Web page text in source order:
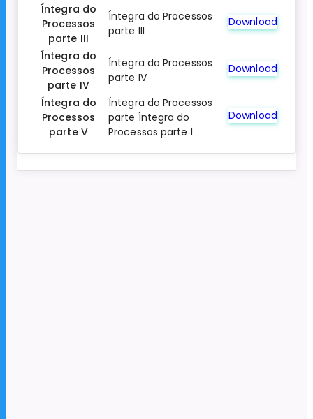
Íntegra do
Processos
parte III
Íntegra do Processos
parte III
Download
Íntegra do
Processos
parte IV
Íntegra do Processos
parte IV
Download
Íntegra do
Processos
parte V
Íntegra do Processos
parte Íntegra do
Processos parte I
Download